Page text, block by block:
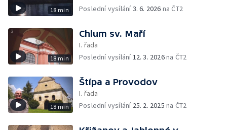
18 min
Poslední vysílání3. 6. 2026 na ČT2
18 min
Chlum sv. Maří
I. řada
Poslední vysílání12. 3. 2026na ČT2
18 min
Štípa a Provodov
I. řada
Poslední vysílání 25. 2. 2025 na ČT2